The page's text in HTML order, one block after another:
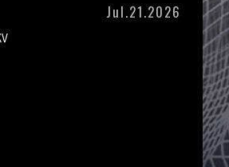
Jul.21.2026